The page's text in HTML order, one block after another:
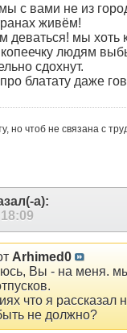
с вами не из
живём!
деваться! мы хоть
людям
сдохнут.
блатату даже
но чтоб не связана с
а):
18:09
Arhimed0
Вы - на меня.
что я рассказал
не должно?